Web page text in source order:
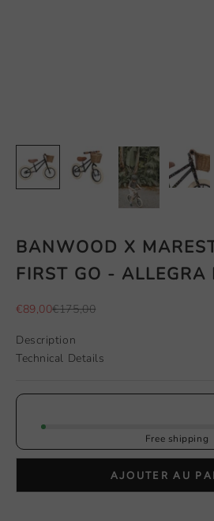
BANWOOD X
FIRST GO - ALLEGRA
Prix de vente
€89,00Prix normal
€175,00
Description
Technical Details
Free shipping
AJOUTER AU